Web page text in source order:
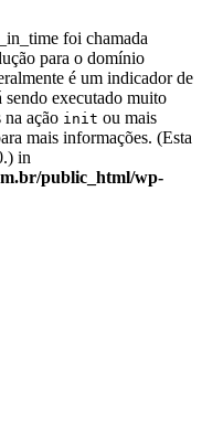
foi chamada
para o domínio
é um indicador de
executado muito
na ação init ou mais
mais informações. (Esta
in
public_html/wp-